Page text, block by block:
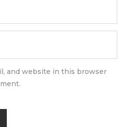
and website in this browser